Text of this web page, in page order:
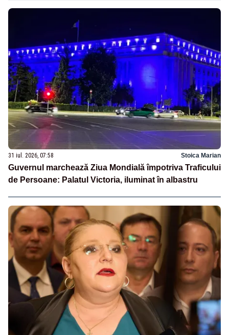
31 iul. 2026, 07:58 Stoica Marian
Guvernul marchează Ziua Mondială împotriva Traficului
de Persoane: Palatul Victoria, iluminat în albastru